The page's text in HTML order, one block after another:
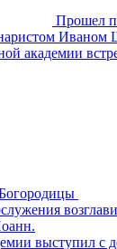
Прошел
академии
выступил с